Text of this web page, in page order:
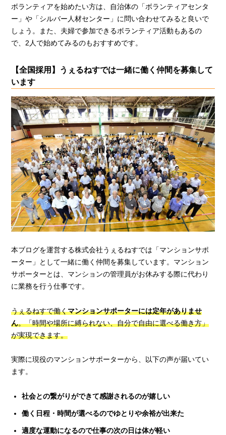
ボランティアを始めたい方は、自治体の「ボランティアセンタ
ー」や「シルバー人材センター」に問い合わせてみると良いで
しょう。また、夫婦で参加できるボランティア活動もあるの
で、2人で始めてみるのもおすすめです。
【全国採用】うぇるねすでは一緒に働く仲間を募集して
います
本ブログを運営する株式会社うぇるねすでは「マンションサポ
ーター」として一緒に働く仲間を募集しています。マンション
サポーターとは、マンションの管理員がお休みする際に代わり
に業務を行う仕事です。
うぇるねすで働くマンションサポーターには定年がありませ
ん。「時間や場所に縛られない、自分で自由に選べる働き方」
が実現できます。
実際に現役のマンションサポーターから、以下の声が届いてい
ます。
社会との繋がりができて感謝されるのが嬉しい
働く日程・時間が選べるのでゆとりや余裕が出来た
適度な運動になるので仕事の次の日は体が軽い